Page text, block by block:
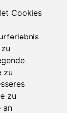
Cookies
zu
zu
an